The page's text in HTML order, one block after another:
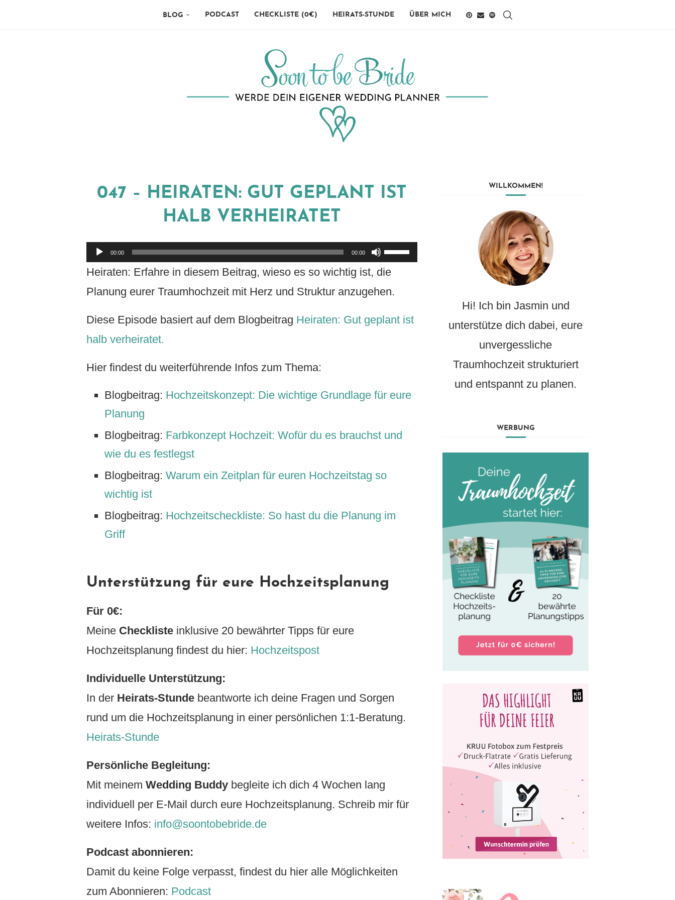
BLOG PODCAST CHECKLISTE (0€) HEIRATS-STUNDE ÜBER MICH
047 – HEIRATEN: GUT GEPLANT IST
HALB VERHEIRATET
Audio-
Player
00:00 00:00
Pfeiltasten
Hoch/Runter
benutzen,
Heiraten: Erfahre in diesem Beitrag, wieso es so wichtig ist, die
Planung eurer Traumhochzeit mit Herz und Struktur anzugehen.
Diese Episode basiert auf dem Blogbeitrag Heiraten: Gut geplant ist
halb verheiratet.
Hier findest du weiterführende Infos zum Thema:
Blogbeitrag: Hochzeitskonzept: Die wichtige Grundlage für eure
Planung
Blogbeitrag: Farbkonzept Hochzeit: Wofür du es brauchst und
wie du es festlegst
Blogbeitrag: Warum ein Zeitplan für euren Hochzeitstag so
wichtig ist
Blogbeitrag: Hochzeitscheckliste: So hast du die Planung im
Griff
Unterstützung für eure Hochzeitsplanung
Für 0€:
Meine Checkliste inklusive 20 bewährter Tipps für eure
Hochzeitsplanung findest du hier: Hochzeitspost
Individuelle Unterstützung:
In der Heirats-Stunde beantworte ich deine Fragen und Sorgen
rund um die Hochzeitsplanung in einer persönlichen 1:1-Beratung.
Heirats-Stunde
Persönliche Begleitung:
Mit meinem Wedding Buddy begleite ich dich 4 Wochen lang
individuell per E-Mail durch eure Hochzeitsplanung. Schreib mir für
weitere Infos: info@soontobebride.de
Podcast abonnieren:
Damit du keine Folge verpasst, findest du hier alle Möglichkeiten
zum Abonnieren: Podcast
WILLKOMMEN!
Hi! Ich bin Jasmin und
unterstütze dich dabei, eure
unvergessliche
Traumhochzeit strukturiert
und entspannt zu planen.
WERBUNG